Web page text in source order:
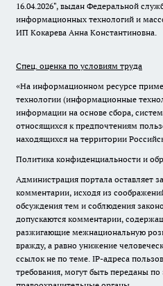
16.04.2026", выдан Федеральной
информационных технологий и
ИП Кокарева Анна Константиновна.
Спец. оценка по условиям труда
«На информационном ресурсе
технологии (информационные
информации на основе сбора,
относящихся к предпочтениям
находящихся на территории
Политика конфиденциальности и
Администрация портала оставляет
комментарии, исходя из
обсуждения тем и соблюдения
допускаются комментарии,
разжигающие межнациональную
вражду, а равно унижение
ссылок не по теме. IP-адреса
требования, могут быть переданы